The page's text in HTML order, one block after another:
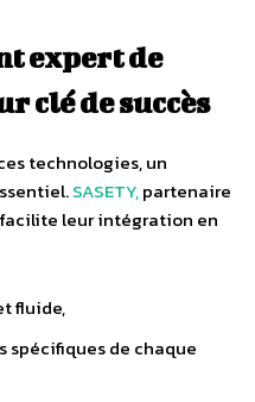
expert de
clé de succès
technologies, un
SASETY,partenaire
leur intégration en
fluide,
spécifiques de chaque